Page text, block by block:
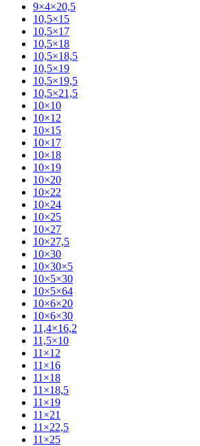
9×4×20,5
10,5×15
10,5×17
10,5×18
10,5×18,5
10,5×19
10,5×19,5
10,5×21,5
10×10
10×12
10×15
10×17
10×18
10×19
10×20
10×22
10×24
10×25
10×27
10×27,5
10×30
10×30×5
10×5×30
10×5×64
10×6×20
10×6×30
11,4×16,2
11,5×10
11×12
11×16
11×18
11×18,5
11×19
11×21
11×22,5
11×25